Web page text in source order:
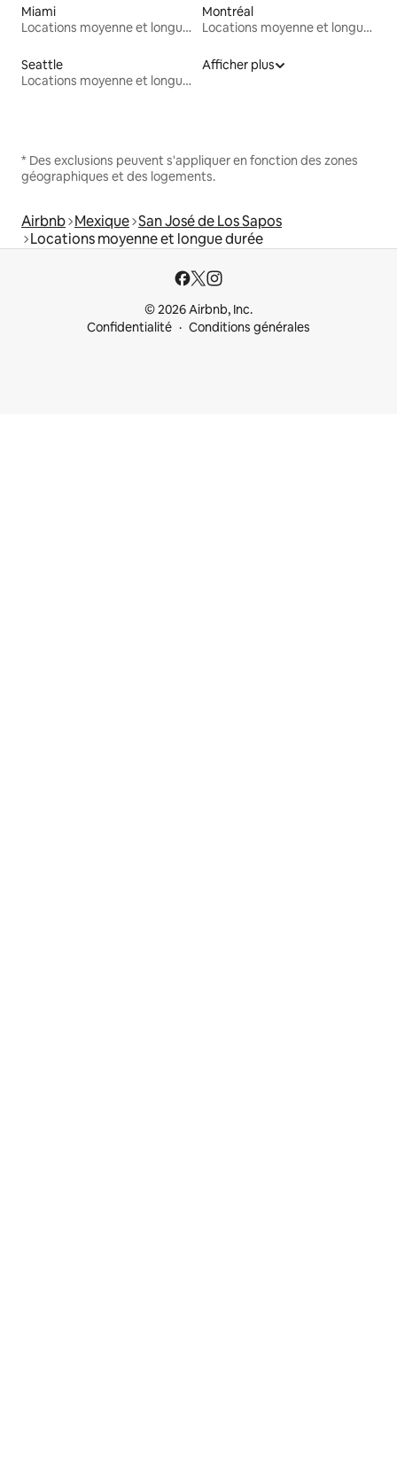
Miami
Locations moyenne et longue durée
Montréal
Locations moyenne et longue durée
Seattle
Locations moyenne et longue durée
Afficher plus
* Des exclusions peuvent s'appliquer en fonction des zones
géographiques et des logements.
Airbnb Mexique San José de Los Sapos
Locations moyenne et longue durée
© 2026 Airbnb, Inc.
Confidentialité
Conditions générales